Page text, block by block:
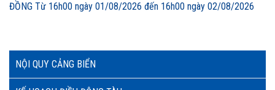
NỘI QUY CẢNG BIỂN
ĐỒNG Từ 16h00 ngày 01/08/2026 đến 16h00 ngày 02/08/2026